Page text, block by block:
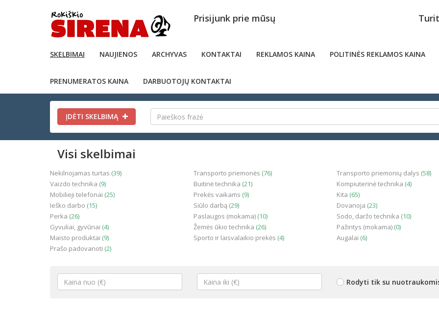
Prisijunk prie mūsų
SKELBIMAI NAUJIENOS ARCHYVAS KONTAKTAI REKLAMOS KAINA POLITINĖS REKLAMOS KAINA
PRENUMERATOS KAINA DARBUOTOJŲ KONTAKTAI
ĮDĖTI SKELBIMĄ
Visi skelbimai
Nekilnojamas turtas (39) Transporto priemonės (76) Transporto priemonių dalys (58)
Vaizdo technika (9) Buitinė technika (21) Kompiuterinė technika (4)
Mobilieji telefonai (25) Prekės vaikams (9) Kita (65)
Ieško darbo (15) Siūlo darbą (29) Dovanoja (23)
Perka (26) Paslaugos (mokama) (10) Sodo, daržo technika (10)
Gyvuliai, gyvūnai (4) Žemės ūkio technika (26) Pažintys (mokama) (0)
Maisto produktai (9) Sporto ir laisvalaikio prekės (4) Augalai (6)
Prašo padovanoti (2)
Rodyti tik su